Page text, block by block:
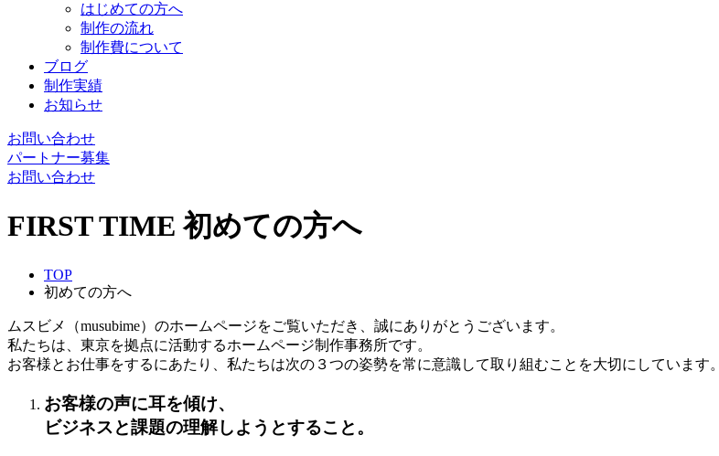
はじめての方へ
制作の流れ
制作費について
ブログ
制作実績
お知らせ
お問い合わせ
パートナー募集
お問い合わせ
FIRST TIME 初めての方へ
TOP
初めての方へ
ムスビメ（musubime）のホームページをご覧いただき、誠にありがとうございます。
私たちは、東京を拠点に活動するホームページ制作事務所です。
お客様とお仕事をするにあたり、私たちは次の３つの姿勢を常に意識して取り組むことを大切にしています。
お客様の声に耳を傾け、
ビジネスと課題の理解しようとすること。